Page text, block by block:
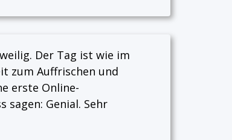
Der Tag ist wie im
zum Auffrischen und
erste Online-
sagen: Genial. Sehr